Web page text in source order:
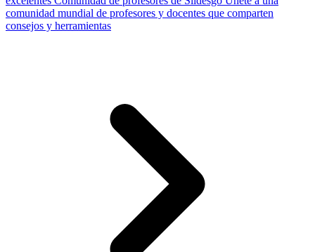
comunidad mundial de profesores y docentes que comparten
consejos y herramientas